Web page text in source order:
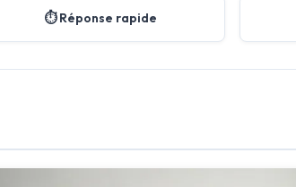
⏱️ Réponse rapide